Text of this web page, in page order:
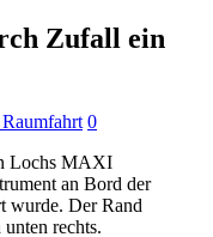
Zufall ein
0